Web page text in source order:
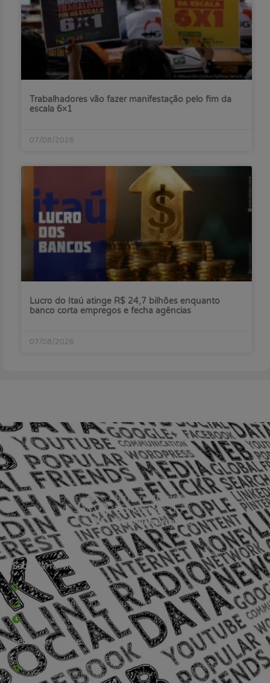
Trabalhadores vão fazer manifestação pelo fim da
escala 6×1
07/08/2026
Lucro do Itaú atinge R$ 24,7 bilhões enquanto
banco corta empregos e fecha agências
07/08/2026
Sede Barra Mansa
Rua Rio Branco, nº107 (2º andar), Centro - Cep: 27.330-030
(24) 3323-2848 ou (24) 3323-2500
De segunda à sexta-feira , das 9h às 17h.
Sede Campestre:
Estrada Governador Chagas Freitas – 3.780 – Colônia Santo
Antônio – Barra Mansa